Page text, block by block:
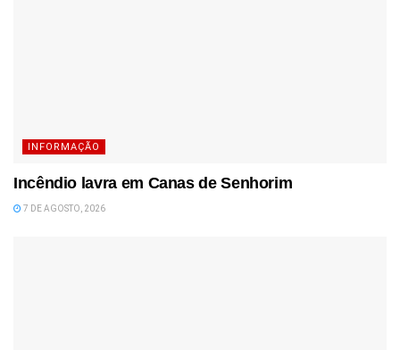
INFORMAÇÃO
Incêndio lavra em Canas de Senhorim
7 DE AGOSTO, 2026